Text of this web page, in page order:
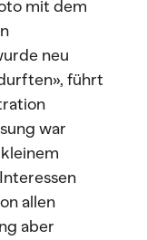
mit dem
neu
führt
war
allen
aber